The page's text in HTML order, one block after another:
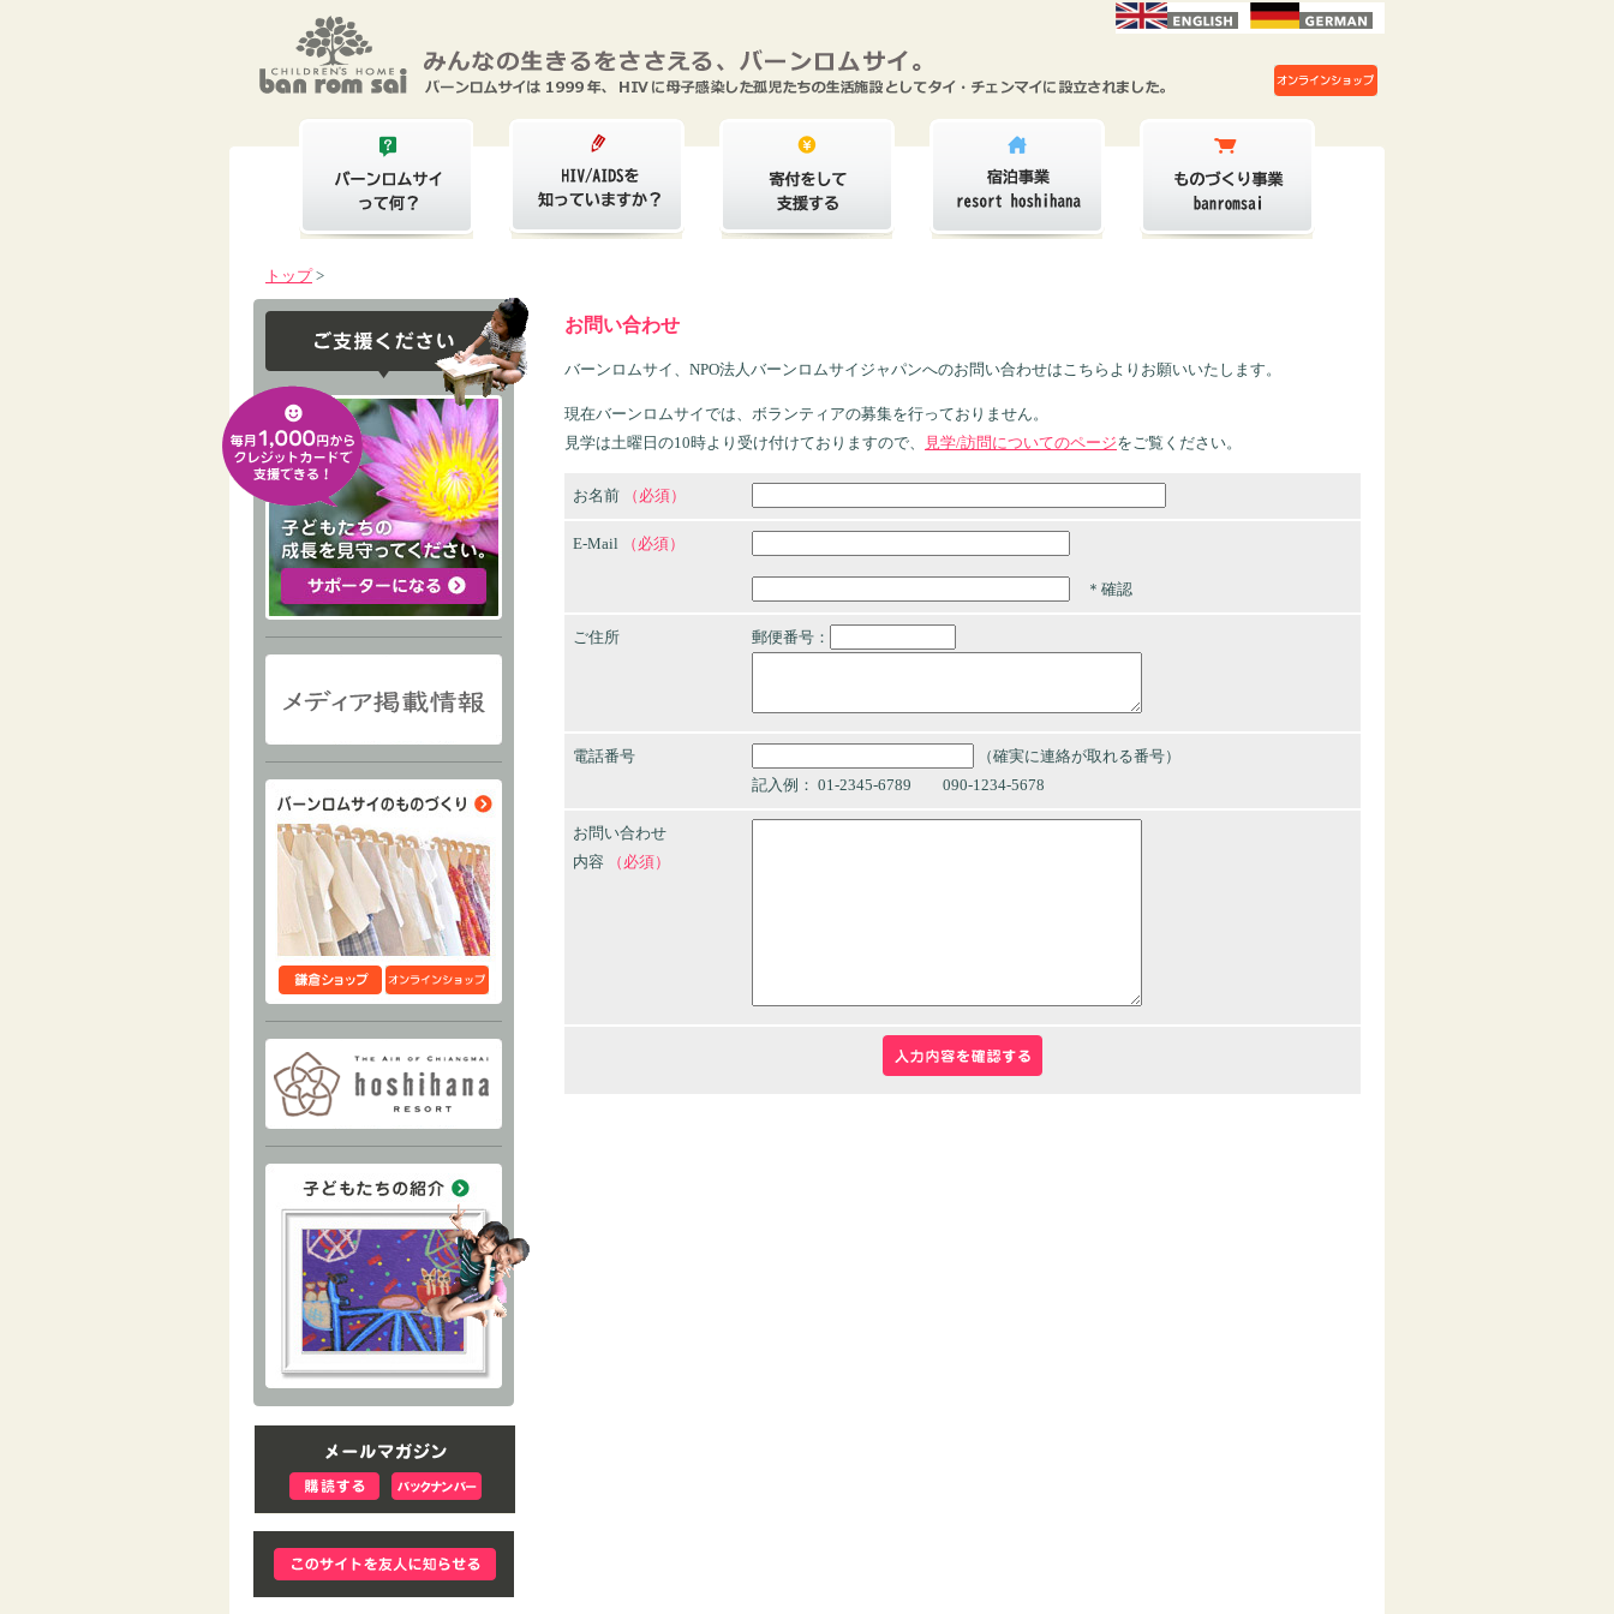
トップ>
お問い合わせ
バーンロムサイ、NPO法人バーンロムサイジャパンへのお問い合わせはこちらよりお願いいたします。
現在バーンロムサイでは、ボランティアの募集を行っておりません。
見学は土曜日の10時より受け付けておりますので、
見学/訪問についてのページをご覧ください。
お名前 （必須）
E-Mail （必須）
＊確認
ご住所 郵便番号：
電話番号
（確実に連絡が取れる番号）
記入例： 01-2345-6789 090-1234-5678
お問い合わせ
内容
（必須）